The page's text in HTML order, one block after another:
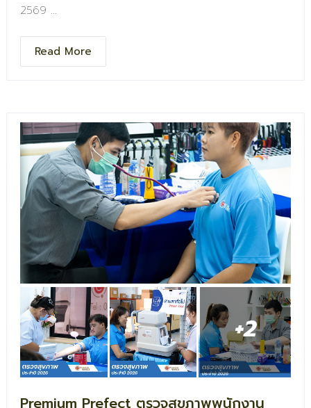
2569
เหตุฉุกเฉินอย่างถูกต้องและปลอดภัย
Read More
+2
Premium Prefect ตรวจสุขภาพพนักงาน